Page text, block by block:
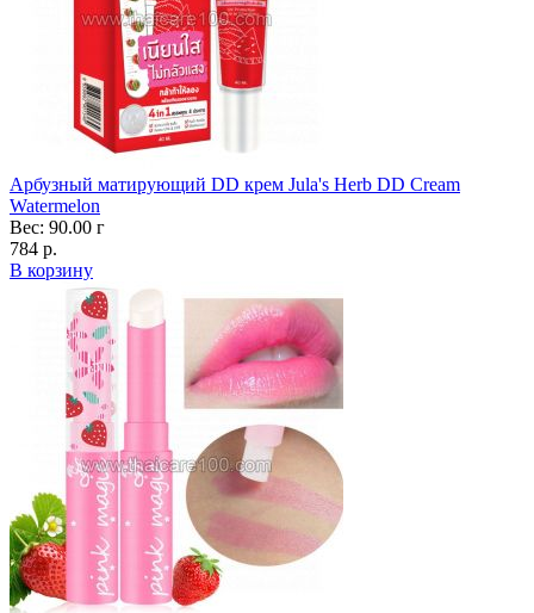
Арбузный матирующий DD крем Jula's Herb DD Cream
Watermelon
Вес: 90.00 г
784 р.
В корзину